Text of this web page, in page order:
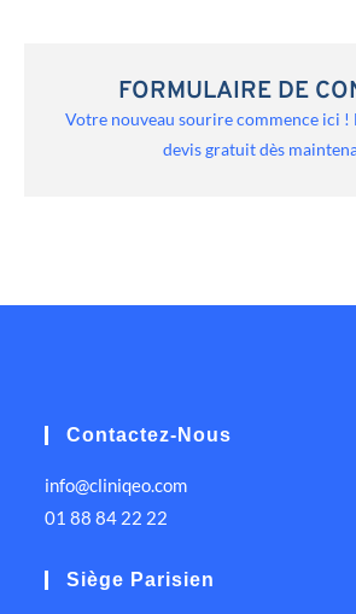
FORMULAIRE DE
Votre nouveau sourire commence ici !
devis gratuit dès
Contactez-Nous
info@cliniqeo.com
01 88 84 22 22
Siège Parisien